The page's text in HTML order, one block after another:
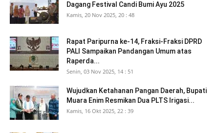
Dagang Festival Candi Bumi Ayu 2025
Kamis, 20 Nov 2025, 20 : 48
Rapat Paripurna ke-14, Fraksi-Fraksi DPRD
PALI Sampaikan Pandangan Umum atas
Raperda...
Senin, 03 Nov 2025, 14 : 51
Wujudkan Ketahanan Pangan Daerah, Bupati
Muara Enim Resmikan Dua PLTS Irigasi...
Kamis, 16 Okt 2025, 22 : 39